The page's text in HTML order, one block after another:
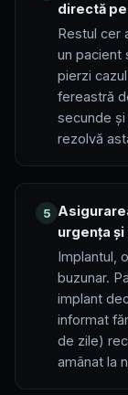
directă
Restul cer
un pacient
pierzi
fereastră
secunde
rezolvă
5
urgența și
Implantul,
buzunar.
implant
informat
de zile)
amânat la